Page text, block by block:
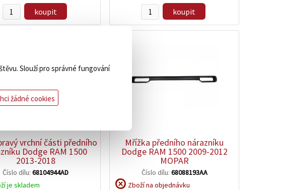
koupit koupit
vrchní části předního
Dodge RAM 1500
2013-2018
Číslo dílu:68104944AD
je skladem
Mřížka předního nárazníku
Dodge RAM 1500 2009-2012
MOPAR
Číslo dílu: 68088193AA
Zboží na objednávku
zobrazit
Slouží pro správné fungování
žádné cookies